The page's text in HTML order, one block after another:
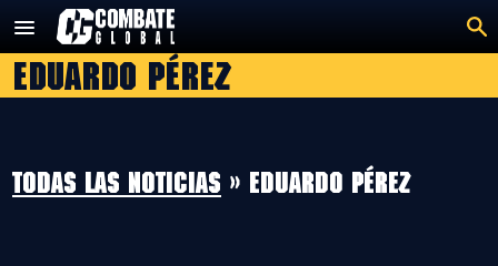
contenido
Eduardo Pérez
Todas las noticias » Eduardo Pérez